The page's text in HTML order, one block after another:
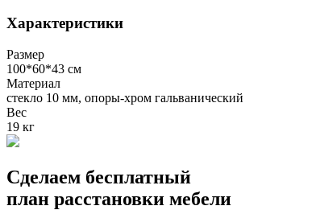
Характеристики
Размер
100*60*43 см
Материал
стекло 10 мм, опоры-хром гальванический
Вес
19 кг
Сделаем бесплатный
план расстановки мебели